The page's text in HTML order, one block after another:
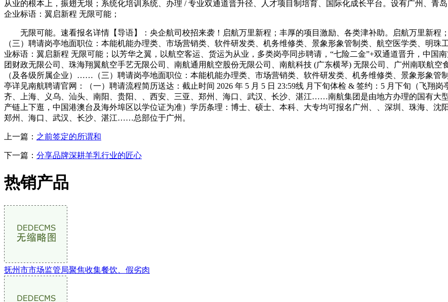
从业的根本上，振翅无垠；系统化培训系统、办理 / 专业双通道晋升径、人才项目制培育、国际化成长平台。设有广州、青
企业标语：翼启新程 无限可能；
无限可能。速看报名详情【导语】：央企航司校招来袭！启航万里新程；丰厚的项目激励、各类津补助。启航万里新程
（三）聘请岗亭地面职位：本能机能办理类、市场营销类、软件研发类、机务维修类、景象形象管制类、航空医学类、明
业标语：翼启新程 无限可能；以芳华之翼，以航空客运、货运为从业，多类岗亭同步聘请，“七险二金”+双通道晋升，中国
团财政无限公司、珠海翔翼航空手艺无限公司、南航通用航空股份无限公司、南航科技 (广东横琴) 无限公司、广州南联航
（及各级所属企业）……（三）聘请岗亭地面职位：本能机能办理类、市场营销类、软件研发类、机务维修类、景象形象管
亭详见南航聘请官网：（一）聘请流程简历送达：截止时间 2026 年 5 月 5 日 23:59线 月下旬体检 & 签约：5 月下旬（飞翔
齐、上海、义乌、汕头、南阳、贵阳、、西安、三亚、郑州、海口、武汉、长沙、湛江……南航集团是由地方办理的国有大
产链上下逛，中国港澳台及海外埠区以学位证为准）学历条理：博士、硕士、本科、大专均可报名广州、、深圳、珠海、沈
郑州、海口、武汉、长沙、湛江……总部位于广州。
上一篇： 之前签定的所谓和
下一篇： 分享品牌深耕羊乳行业的匠心
热销产品
抚州市市场监管局聚焦收集餐饮、假劣肉